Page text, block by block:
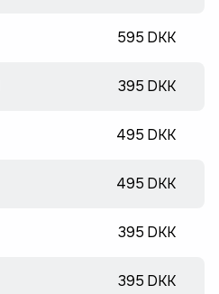
595 DKK
395 DKK
495 DKK
495 DKK
395 DKK
395 DKK